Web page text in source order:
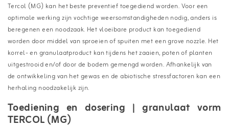
Tercol (MG) kan het beste preventief toegediend worden. Voor een
optimale werking zijn vochtige weersomstandigheden nodig, anders is
beregenen een noodzaak. Het vloeibare product kan toegediend
worden door middel van sproeien of spuiten met een grove nozzle. Het
korrel- en granulaatproduct kan tijdens het zaaien, poten of planten
uitgestrooid en/of door de bodem gemengd worden. Afhankelijk van
de ontwikkeling van het gewas en de abiotische stressfactoren kan een
herhaling noodzakelijk zijn.
Toediening en dosering | granulaat vorm
TERCOL (MG)